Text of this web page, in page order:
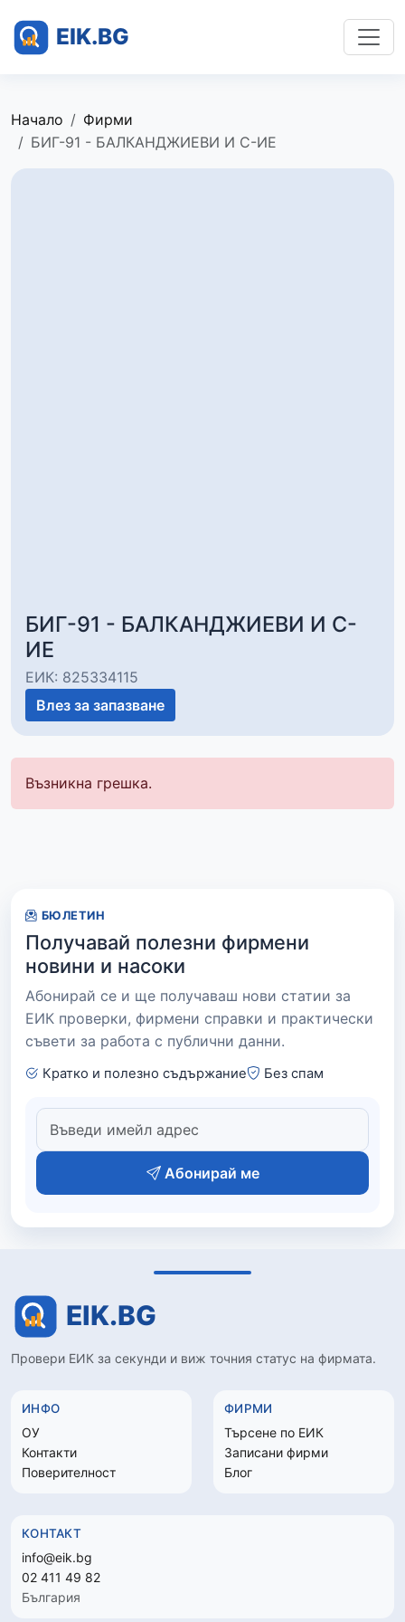
Начало
Фирми
БИГ-91 - БАЛКАНДЖИЕВИ И С-ИЕ
БИГ-91 - БАЛКАНДЖИЕВИ И С-
ИЕ
ЕИК: 825334115
Влез за запазване
Възникна грешка.
БЮЛЕТИН
Получавай полезни фирмени
новини и насоки
Абонирай се и ще получаваш нови статии за
ЕИК проверки, фирмени справки и практически
съвети за работа с публични данни.
Кратко и полезно съдържание Без спам
Абонирай ме
Провери ЕИК за секунди и виж точния статус на фирмата.
ИНФО
ОУ
Контакти
Поверителност
ФИРМИ
Търсене по ЕИК
Записани фирми
Блог
КОНТАКТ
info@eik.bg
02 411 49 82
България